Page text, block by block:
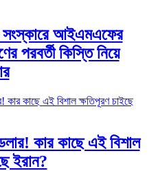
সংস্কারে আইএমএফের
পরবর্তী কিস্তি নিয়ে
কার কাছে এই বিশাল
ইরান?